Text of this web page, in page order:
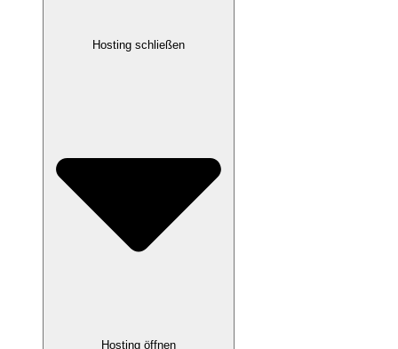
Hosting schließen
Hosting öffnen